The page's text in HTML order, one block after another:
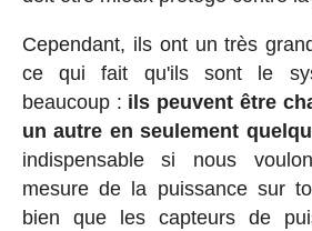
Cependant, ils ont un très
ce qui fait qu'ils sont le
beaucoup : ils peuvent être
un autre en seulement
indispensable si nous
mesure de la puissance sur
bien que les capteurs de